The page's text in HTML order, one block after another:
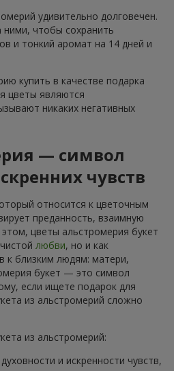
удивительно долговечен.
ними, чтобы сохранить
и тонкий аромат на 14 дней и
купить в качестве подарка
цветы являются
никаких негативных
— символ
чувств
относится к цветочным
преданность, взаимную
цветы альстромерия букет
любви, но и как
к близким людям: матери,
букет — это символ
если ищете подарок для
из альстромерий сложно
из альстромерий:
и искренности чувств,